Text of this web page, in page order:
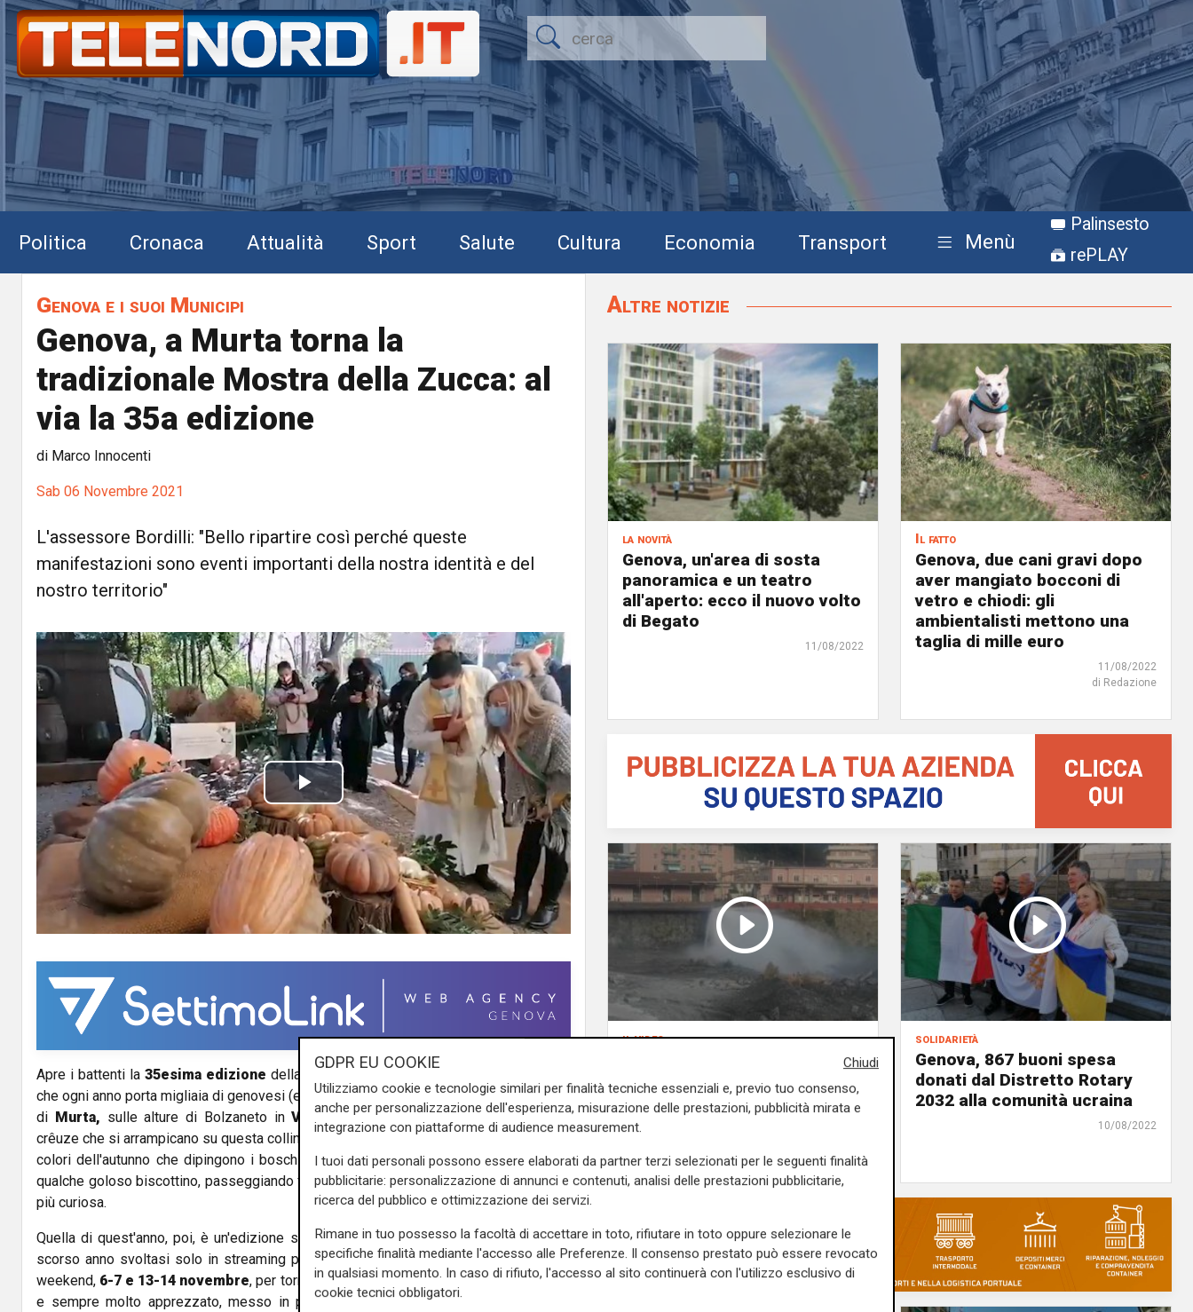
Politica Cronaca Attualità Sport Salute Cultura Economia Transport Menù
Palinsesto
rePLAY
Genova e i suoi Municipi
Genova, a Murta torna la
tradizionale Mostra della Zucca: al
via la 35a edizione
di Marco Innocenti
Sab 06 Novembre 2021
L'assessore Bordilli: "Bello ripartire così perché queste
manifestazioni sono eventi importanti della nostra identità e del
nostro territorio"
P
l
a
y
V
d
e
o
Apre i battenti la 35esima edizione della tradizionale
che ogni anno porta migliaia di genovesi (e non solo) fin sulla piazza del piccolo borgo
di Murta, sulle alture di Bolzaneto inValpolcevera.Fra le stradine strette e le
crêuze che si arrampicano su questa collina, impossibile non innamorarsi dei magnifici
colori dell'autunno che dipingono i boschi, magari assaporando una torta di zucca o
qualche goloso biscottino, passeggiando fra le zucche più grandi o quelle dalla forma
più curiosa.
Quella di quest'anno, poi, è un'edizione sicuramente molto attesa, dopo quella dello
scorso anno svoltasi solo in streaming per le restrizioni dovute alla pandemia. Due
weekend, 6-7 e 13-14 novembre, per tornare a godere di questo appuntamento bello
e sempre molto apprezzato, messo in piedi da un gruppo di volontari che lavora
Altre notizie
la novità
Genova, un'area di sosta
panoramica e un teatro
all'aperto: ecco il nuovo volto
di Begato
11/08/2022
Il fatto
Genova, due cani gravi dopo
aver mangiato bocconi di
vetro e chiodi: gli
ambientalisti mettono una
taglia di mille euro
11/08/2022
di Redazione
il video
Genova, si rompe una grossa
conduttura dell'acqua a
Bolzaneto: maxi perdita nel
Polcevera
solidarietà
Genova, 867 buoni spesa
donati dal Distretto Rotary
2032 alla comunità ucraina
10/08/2022
Chiudi
GDPR EU COOKIE
Utilizziamo cookie e tecnologie similari per finalità tecniche essenziali e, previo tuo consenso,
anche per personalizzazione dell'esperienza, misurazione delle prestazioni, pubblicità mirata e
integrazione con piattaforme di audience measurement.
I tuoi dati personali possono essere elaborati da partner terzi selezionati per le seguenti finalità
pubblicitarie: personalizzazione di annunci e contenuti, analisi delle prestazioni pubblicitarie,
ricerca del pubblico e ottimizzazione dei servizi.
Rimane in tuo possesso la facoltà di accettare in toto, rifiutare in toto oppure selezionare le
specifiche finalità mediante l'accesso alle Preferenze. Il consenso prestato può essere revocato
in qualsiasi momento. In caso di rifiuto, l'accesso al sito continuerà con l'utilizzo esclusivo di
cookie tecnici obbligatori.